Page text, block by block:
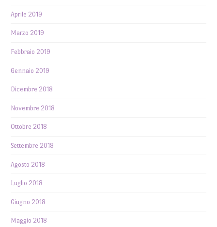
Aprile 2019
Marzo 2019
Febbraio 2019
Gennaio 2019
Dicembre 2018
Novembre 2018
Ottobre 2018
Settembre 2018
Agosto 2018
Luglio 2018
Giugno 2018
Maggio 2018